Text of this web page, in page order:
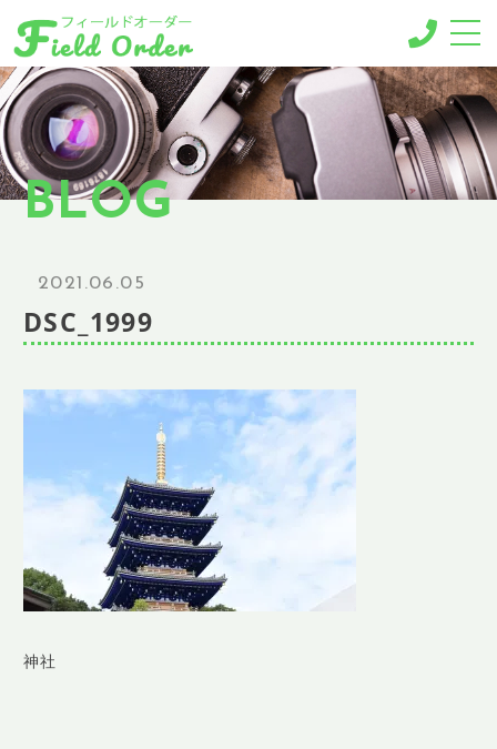
-MENU-
撮影メニュー
-BUSINESS MENU-
法人様向けメニュー
GALLERY
ギャラリー
ニュース
BLOG
ブログ
SHOP INFO
店舗情報
CONCEPT
コンセプト
BLOG
2021.06.05
DSC_1999
神社